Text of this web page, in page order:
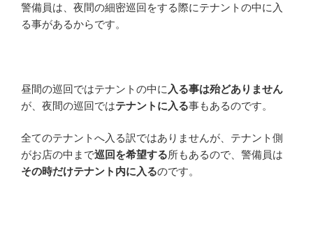
警備員は、夜間の細密巡回をする際にテナントの中に入
る事があるからです。
昼間の巡回ではテナントの中に 入る事は殆どありません
が、夜間の巡回ではテナントに入る事もあるのです。
全てのテナントへ入る訳ではありませんが、テナント側
がお店の中まで巡回を希望する所もあるので、警備員は
その時だけテナント内に入るのです。